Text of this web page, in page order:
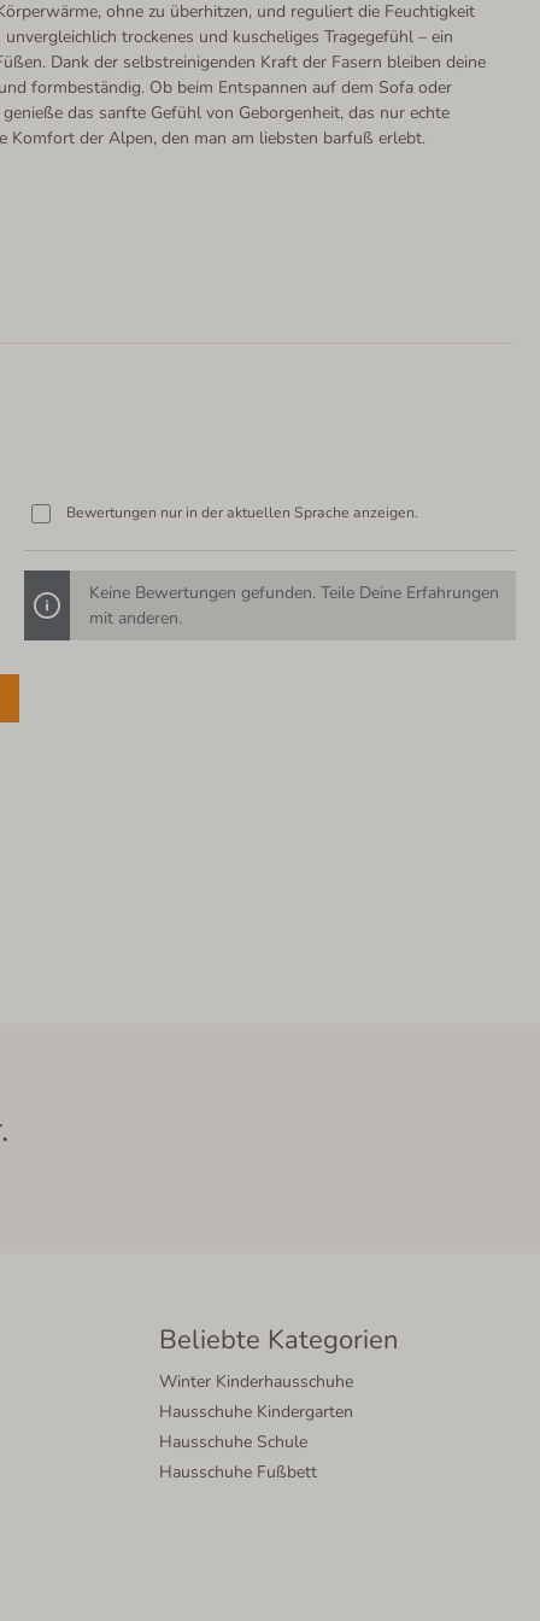
ohne zu überhitzen, und reguliert die Feuchtigkeit
trockenes und kuscheliges Tragegefühl – ein
Dank der selbstreinigenden Kraft der Fasern bleiben deine
formbeständig. Ob beim Entspannen auf dem Sofa oder
das sanfte Gefühl von Geborgenheit, das nur echte
Komfort der Alpen, den man am liebsten barfuß erlebt.
Bewertungen nur in der aktuellen Sprache anzeigen.
Keine Bewertungen gefunden. Teile Deine Erfahrungen
mit anderen.
Beliebte Kategorien
Winter Kinderhausschuhe
Hausschuhe Kindergarten
Hausschuhe Schule
Hausschuhe Fußbett